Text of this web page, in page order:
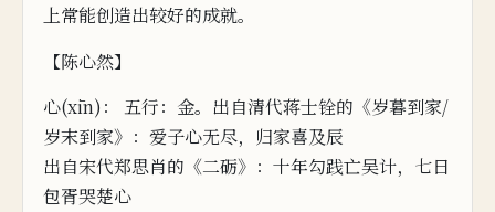
上常能创造出较好的成就。
【陈心然】
心(xīn)： 五行：金。出自清代蒋士铨的《岁暮到家/
岁末到家》：爱子心无尽，归家喜及辰
出自宋代郑思肖的《二砺》：十年勾践亡吴计，七日
包胥哭楚心